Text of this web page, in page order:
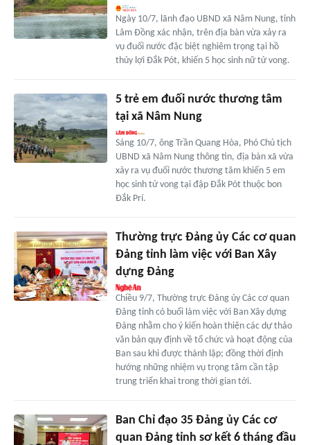
Ngày 10/7, lãnh đạo UBND xã Nâm Nung, tỉnh
Lâm Đồng xác nhận, trên địa bàn vừa xảy ra
vụ đuối nước đặc biệt nghiêm trọng tại hồ
thủy lợi Đắk Pót, khiến 5 học sinh nữ tử vong.
5 trẻ em đuối nước thương tâm
tại xã Nâm Nung
Sáng 10/7, ông Trần Quang Hòa, Phó Chủ tịch
UBND xã Nâm Nung thông tin, địa bàn xã vừa
xảy ra vụ đuối nước thương tâm khiến 5 em
học sinh tử vong tại đập Đắk Pót thuộc bon
Đắk Prí.
Thường trực Đảng ủy Các cơ quan
Đảng tỉnh làm việc với Ban Xây
dựng Đảng
Chiều 9/7, Thường trực Đảng ủy Các cơ quan
Đảng tỉnh có buổi làm việc với Ban Xây dựng
Đảng nhằm cho ý kiến hoàn thiện các dự thảo
văn bản quy định về tổ chức và hoạt động của
Ban sau khi được thành lập; đồng thời định
hướng những nhiệm vụ trọng tâm cần tập
trung triển khai trong thời gian tới.
Ban Chỉ đạo 35 Đảng ủy Các cơ
quan Đảng tỉnh sơ kết 6 tháng đầu